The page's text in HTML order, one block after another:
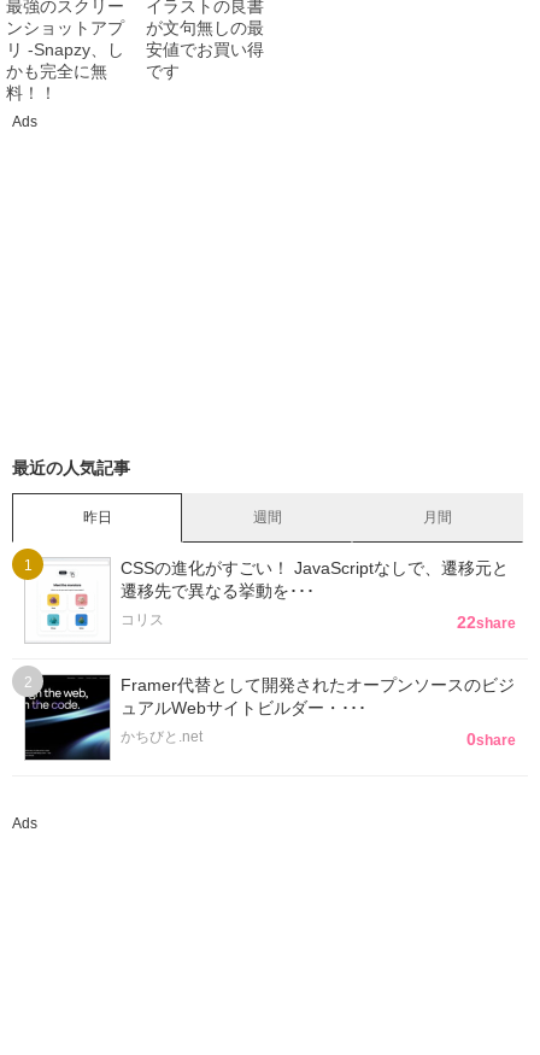
最強のスクリー
ンショットアプ
リ -Snapzy、し
かも完全に無
料！！
イラストの良書
が文句無しの最
安値でお買い得
です
Ads
最近の人気記事
昨日 週間 月間
CSSの進化がすごい！ JavaScriptなしで、遷移元と
遷移先で異なる挙動を･･･
コリス 22share
Framer代替として開発されたオープンソースのビジ
ュアルWebサイトビルダー・･･･
かちびと.net 0share
Ads